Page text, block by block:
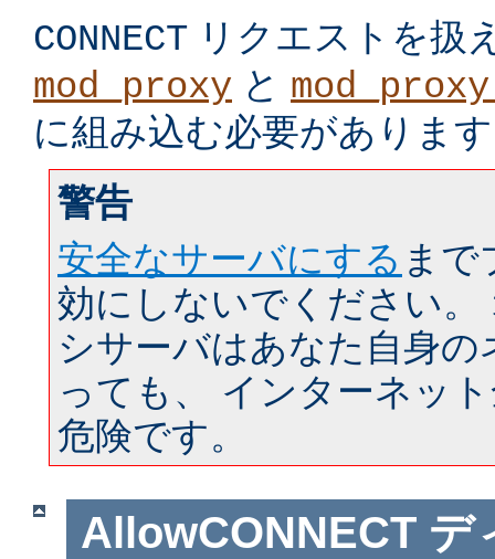
CONNECT リクエストを扱
mod_proxy と
に組み込む必要がありま
警告
安全なサーバにする まで
効にしないでください。
シサーバはあなた自身
っても、 インターネッ
危険です。
AllowCONNECT デ